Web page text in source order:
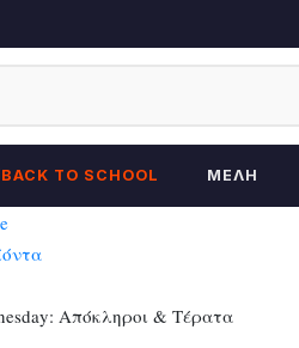
BACK TO SCHOOL ΜΈΛΗ
Απόκληροι & Τέρατα